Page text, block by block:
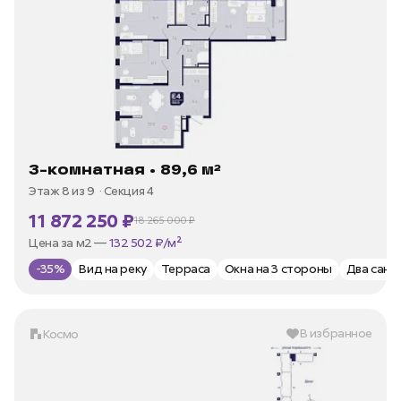
3-комнатная • 89,6 м²
Этаж 8 из 9 Секция 4
11 872 250 ₽18 265 000 ₽
В ипотеку —от 35 973 ₽/мес
Цена за м2 —132 502 ₽/м²
-35%
Вид на реку Терраса Окна на 3 стороны Два
Космо В избранное